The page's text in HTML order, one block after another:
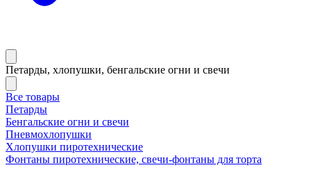
Петарды, хлопушки, бенгальские огни и свечи
Все товары
Петарды
Бенгальские огни и свечи
Пневмохлопушки
Хлопушки пиротехнические
Фонтаны пиротехнические, свечи-фонтаны для торта